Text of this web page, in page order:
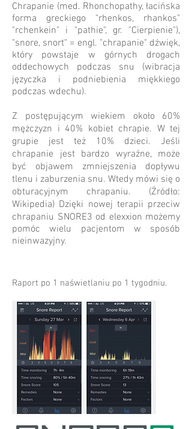
Chrapanie (med. Rhonchopathy, łacińska
forma greckiego "rhenkos, rhankos"
"rchenkein" i "pathie", gr. "Cierpienie"),
"snore, snort" = engl. "chrapanie" dźwięk,
który powstaje w górnych drogach
oddechowych podczas snu (wibracja
języczka i podniebienia miękkiego
podczas wdechu).
Z postępującym wiekiem około 60%
mężczyzn i 40% kobiet chrapie. W tej
grupie jest też 10% dzieci. Jeśli
chrapanie jest bardzo wyraźne, może
być objawem zmniejszenia dopływu
tlenu i zaburzenia snu. Wtedy mówi się o
obturacyjnym chrapaniu. (Źródło:
Wikipedia) Dzięki nowej terapii przeciw
chrapaniu SNORE3 od elexxion możemy
pomóc wielu pacjentom w sposób
nieinwazyjny.
Raport po 1 naświetlaniu po 1 tygodniu.